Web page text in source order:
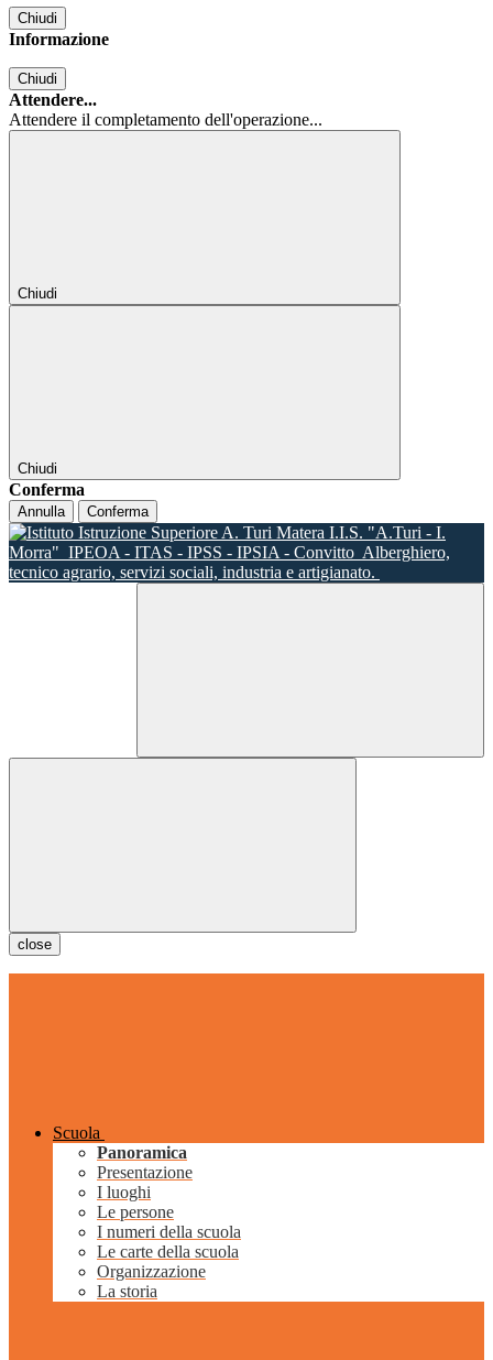
Chiudi
Informazione
Chiudi
Attendere...
Attendere il completamento dell'operazione...
Chiudi
Chiudi
Conferma
Annulla Conferma
I.I.S. "A.Turi - I.
Morra" IPEOA - ITAS - IPSS - IPSIA - Convitto Alberghiero,
tecnico agrario, servizi sociali, industria e artigianato.
close
Scuola
Panoramica
Presentazione
I luoghi
Le persone
I numeri della scuola
Le carte della scuola
Organizzazione
La storia